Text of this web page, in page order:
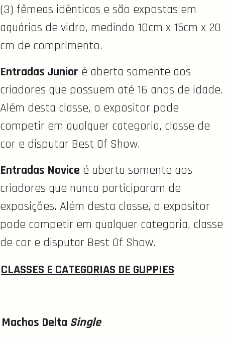
(3) fêmeas idênticas e são expostas em
aquários de vidro, medindo 10cm x 15cm x 20
cm de comprimento.
Entradas Junior é aberta somente aos
criadores que possuem até 16 anos de idade.
Além desta classe, o expositor pode
competir em qualquer categoria, classe de
cor e disputar Best Of Show.
Entradas Novice é aberta somente aos
criadores que nunca participaram de
exposições. Além desta classe, o expositor
pode competir em qualquer categoria, classe
de cor e disputar Best Of Show.
CLASSES E CATEGORIAS DE GUPPIES
Machos Delta Single